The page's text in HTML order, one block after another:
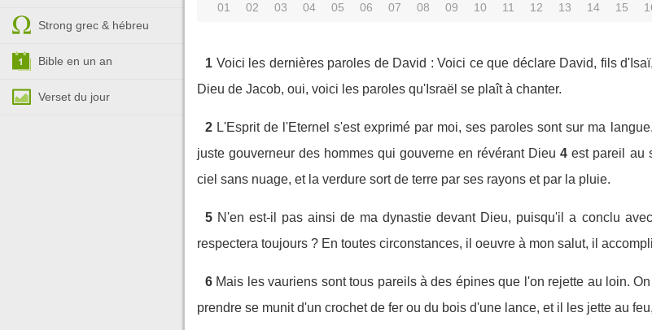
Strong grec & hébreu
Bible en un an
Verset du jour
01 02 03 04 05 06 07 08 09 10 11 12 13 14 15
1 Voici les dernières paroles de David : Voici ce que déclare David, fils
Dieu de Jacob, oui, voici les paroles qu'Israël se plaît à chanter.
2 L'Esprit de l'Eternel s'est exprimé par moi, ses paroles sont sur ma langue.
juste gouverneur des hommes qui gouverne en révérant Dieu 4 est pareil au
ciel sans nuage, et la verdure sort de terre par ses rayons et par la pluie.
5 N'en est-il pas ainsi de ma dynastie devant Dieu, puisqu'il a conclu
respectera toujours ? En toutes circonstances, il oeuvre à mon salut, il
6 Mais les vauriens sont tous pareils à des épines que l'on rejette au loin.
prendre se munit d'un crochet de fer ou du bois d'une lance, et il les jette au